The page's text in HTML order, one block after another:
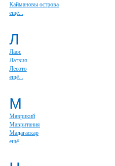
Каймановы острова
ещё...
Л
Лаос
Латвия
Лесото
ещё...
М
Маврикий
Мавритания
Мадагаскар
ещё...